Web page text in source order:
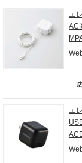
エ
AC
エ